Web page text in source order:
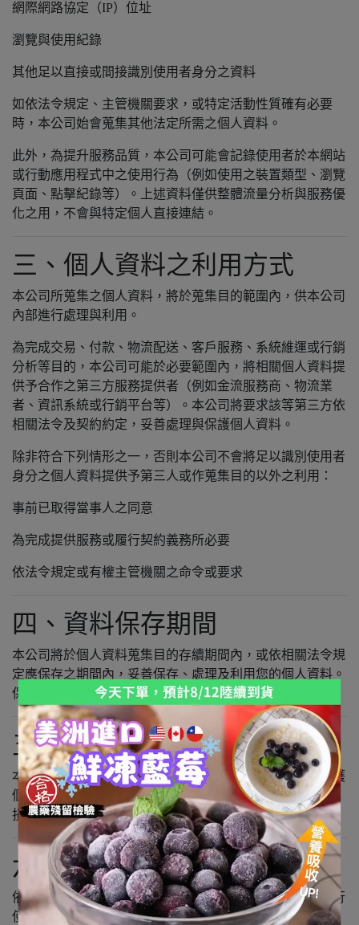
網際網路協定（IP）位址
瀏覽與使用紀錄
其他足以直接或間接識別使用者身分之資料
如依法令規定、主管機關要求，或特定活動性質確有必要
時，本公司始會蒐集其他法定所需之個人資料。
此外，為提升服務品質，本公司可能會記錄使用者於本網站
或行動應用程式中之使用行為（例如使用之裝置類型、瀏覽
頁面、點擊紀錄等）。上述資料僅供整體流量分析與服務優
化之用，不會與特定個人直接連結。
三、個人資料之利用方式
本公司所蒐集之個人資料，將於蒐集目的範圍內，供本公司
內部進行處理與利用。
為完成交易、付款、物流配送、客戶服務、系統維運或行銷
分析等目的，本公司可能於必要範圍內，將相關個人資料提
供予合作之第三方服務提供者（例如金流服務商、物流業
者、資訊系統或行銷平台等）。本公司將要求該等第三方依
相關法令及契約約定，妥善處理與保護個人資料。
除非符合下列情形之一，否則本公司不會將足以識別使用者
身分之個人資料提供予第三人或作蒐集目的以外之利用：
事前已取得當事人之同意
為完成提供服務或履行契約義務所必要
依法令規定或有權主管機關之命令或要求
四、資料保存期間
本公司將於個人資料蒐集目的存續期間內，或依相關法令規
定應保存之期間內，妥善保存、處理及利用您的個人資料。
保存期間屆滿後，將依法刪除或停止利用。
五、資料安全
本公司將採取符合產業標準之合理技術及管理措施，以維護
個人資料之安全，防止未經授權之存取、洩漏、竄改或毀
損。
六、資料當事人之權利
依個人資料保護法規定，您得就本人之個人資料向本公司行
使下列權利：